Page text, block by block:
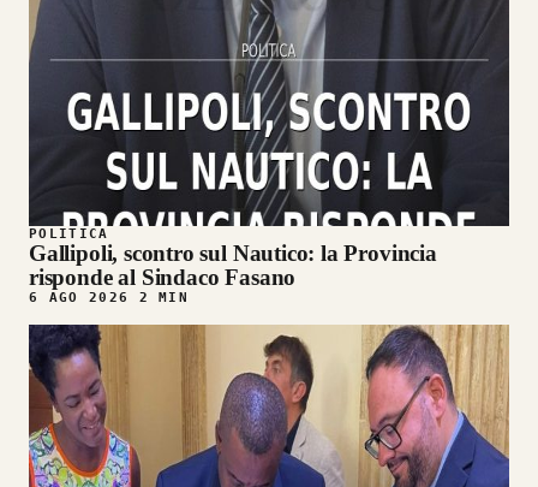
POLITICA
Gallipoli, scontro sul Nautico: la Provincia
risponde al Sindaco Fasano
6 AGO 2026 2 MIN